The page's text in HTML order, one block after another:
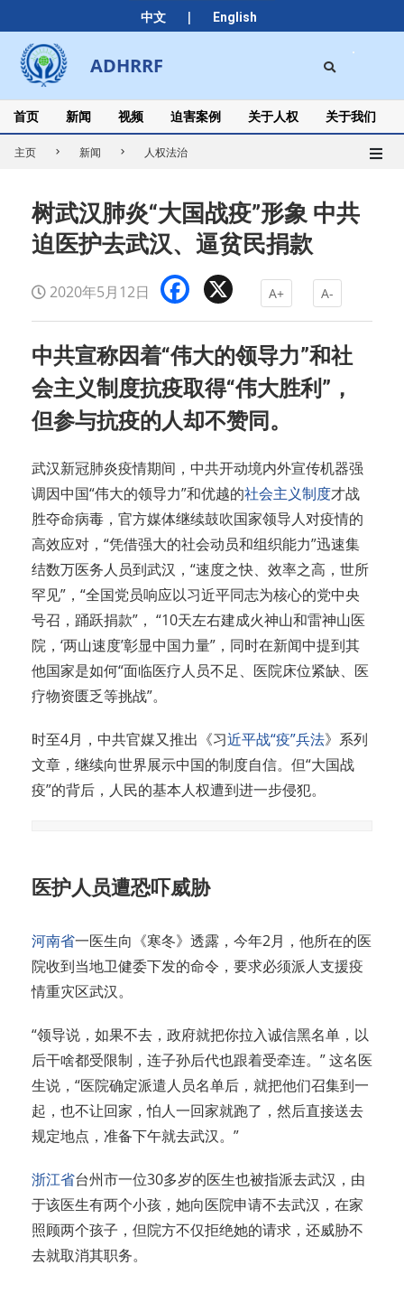
中文 | English
to
content
ADHRRF
Secondary
Navigation
Menu
首页 新闻 视频 迫害案例 关于人权 关于我们
主页 新闻 人权法治
树武汉肺炎“大国战疫”形象 中共
迫医护去武汉、逼贫民捐款
2020年5月12日 Facebook A+ A-
中共宣称因着“伟大的领导力”和社
会主义制度抗疫取得“伟大胜利”，
但参与抗疫的人却不赞同。
武汉新冠肺炎疫情期间，中共开动境内外宣传机器强
调因中国“伟大的领导力”和优越的社会主义制度才战
胜夺命病毒，官方媒体继续鼓吹国家领导人对疫情的
高效应对，“凭借强大的社会动员和组织能力”迅速集
结数万医务人员到武汉，“速度之快、效率之高，世所
罕见”，“全国党员响应以习近平同志为核心的党中央
号召，踊跃捐款”， “10天左右建成火神山和雷神山医
院，‘两山速度’彰显中国力量”，同时在新闻中提到其
他国家是如何“面临医疗人员不足、医院床位紧缺、医
疗物资匮乏等挑战”。
时至4月，中共官媒又推出《习近平战“疫”兵法》系列
文章，继续向世界展示中国的制度自信。但“大国战
疫”的背后，人民的基本人权遭到进一步侵犯。
医护人员遭恐吓威胁
河南省一医生向《寒冬》透露，今年2月，他所在的医
院收到当地卫健委下发的命令，要求必须派人支援疫
情重灾区武汉。
“领导说，如果不去，政府就把你拉入诚信黑名单，以
后干啥都受限制，连子孙后代也跟着受牵连。” 这名医
生说，“医院确定派遣人员名单后，就把他们召集到一
起，也不让回家，怕人一回家就跑了，然后直接送去
规定地点，准备下午就去武汉。”
浙江省台州市一位30多岁的医生也被指派去武汉，由
于该医生有两个小孩，她向医院申请不去武汉，在家
照顾两个孩子，但院方不仅拒绝她的请求，还威胁不
去就取消其职务。